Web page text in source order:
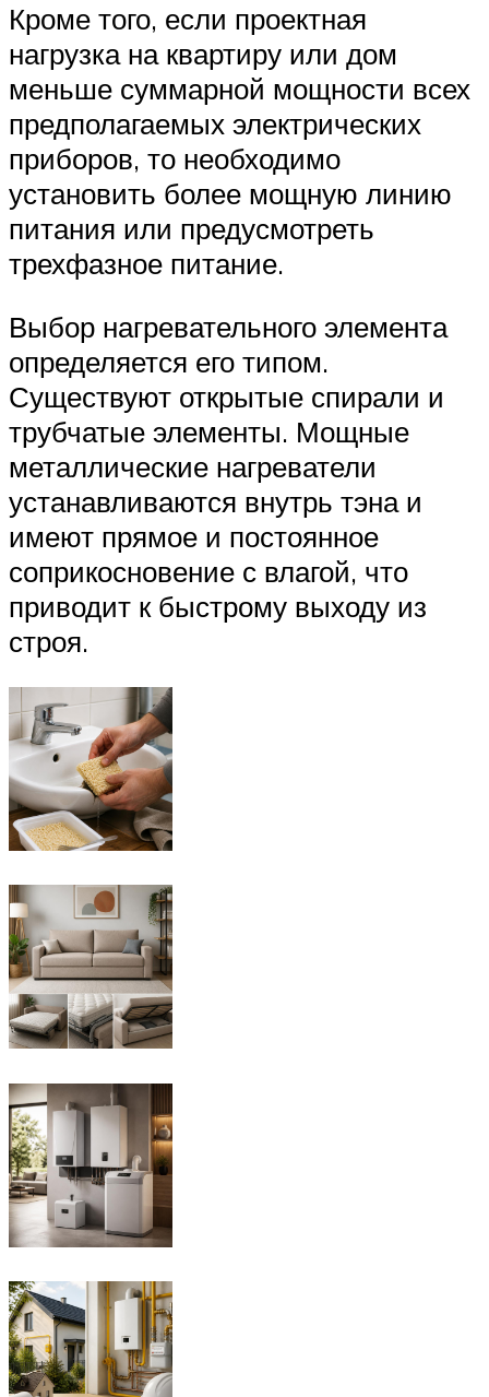
Кроме того, если проектная
нагрузка на квартиру или дом
меньше суммарной мощности всех
предполагаемых электрических
приборов, то необходимо
установить более мощную линию
питания или предусмотреть
трехфазное питание.
Выбор нагревательного элемента
определяется его типом.
Существуют открытые спирали и
трубчатые элементы. Мощные
металлические нагреватели
устанавливаются внутрь тэна и
имеют прямое и постоянное
соприкосновение с влагой, что
приводит к быстрому выходу из
строя.